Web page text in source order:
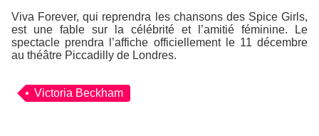
Viva Forever, qui reprendra les chansons des Spice Girls,
est une fable sur la célébrité et l’amitié féminine. Le
spectacle prendra l’affiche officiellement le 11 décembre
au théâtre Piccadilly de Londres.
Victoria Beckham